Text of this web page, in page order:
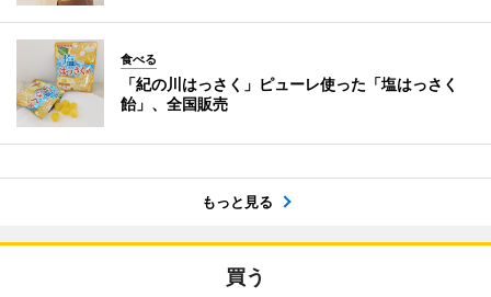
食べる
「紀の川はっさく」ピューレ使った「塩はっさく
飴」、全国販売
もっと見る
買う